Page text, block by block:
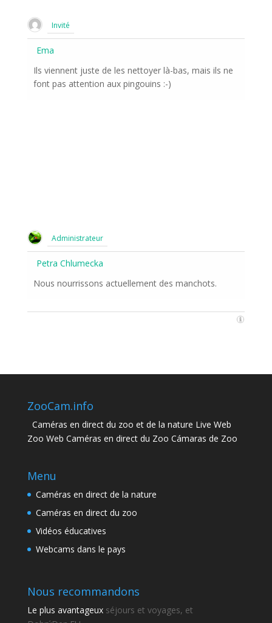
Invité
Ema
Ils viennent juste de les nettoyer là-bas, mais ils ne
font pas attention aux pingouins :-)
Administrateur
Petra Chlumecka
Nous nourrissons actuellement des manchots.
ZooCam.info
Caméras en direct du zoo et de la nature Live Web
Zoo Web Caméras en direct du Zoo Cámaras de Zoo
Menu
Caméras en direct de la nature
Caméras en direct du zoo
Vidéos éducatives
Webcams dans le pays
Nous recommandons
Le plus avantageux séjours et voyages, et